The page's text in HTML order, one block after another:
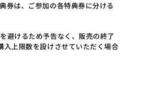
券は、ご参加の各特典券に分ける
避けるため予告なく、販売の終了
入上限数を設けさせていただく場合